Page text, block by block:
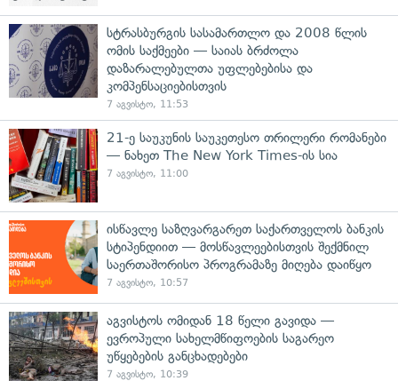
სტრასბურგის სასამართლო და 2008 წლის
ომის საქმეები — საიას ბრძოლა
დაზარალებულთა უფლებებისა და
კომპენსაციებისთვის
7 აგვისტო, 11:53
21-ე საუკუნის საუკეთესო თრილერი რომანები
— ნახეთ The New York Times-ის სია
7 აგვისტო, 11:00
ისწავლე საზღვარგარეთ საქართველოს ბანკის
სტიპენდიით — მოსწავლეებისთვის შექმნილ
საერთაშორისო პროგრამაზე მიღება დაიწყო
7 აგვისტო, 10:57
აგვისტოს ომიდან 18 წელი გავიდა —
ევროპული სახელმწიფოების საგარეო
უწყებების განცხადებები
7 აგვისტო, 10:39